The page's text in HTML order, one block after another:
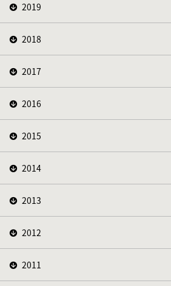
2019
2018
2017
2016
2015
2014
2013
2012
2011